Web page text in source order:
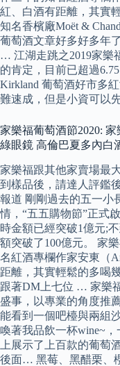
紅、白酒有距離，其實
知名香檳廠Moët &
葡萄酒文章好多好多年
… 江湖走跳之2019家樂
的肯定，目前已超過
Kirkland 葡萄酒好市多
難速成，但是小資可以
家樂福葡萄酒節2020:
綠眼鏡 高倫巴夏多內白
家樂福跟其他家賣場最
到樣品後，請達人評鑑
報道 剛剛過去的五一小
情，“五五購物節”正式
時金額已經突破1億元;
額突破了100億元。 家
名紅酒專欄作家安東（
距離，其實輕鬆的多喝
跟著DM上七位 … 家樂
盛事，以專業的角度推
能看到一個吧檯與兩組
喚著我品飲一杯wine~
上展示了上百款的葡萄
後面… 黑莓、黑醋栗、